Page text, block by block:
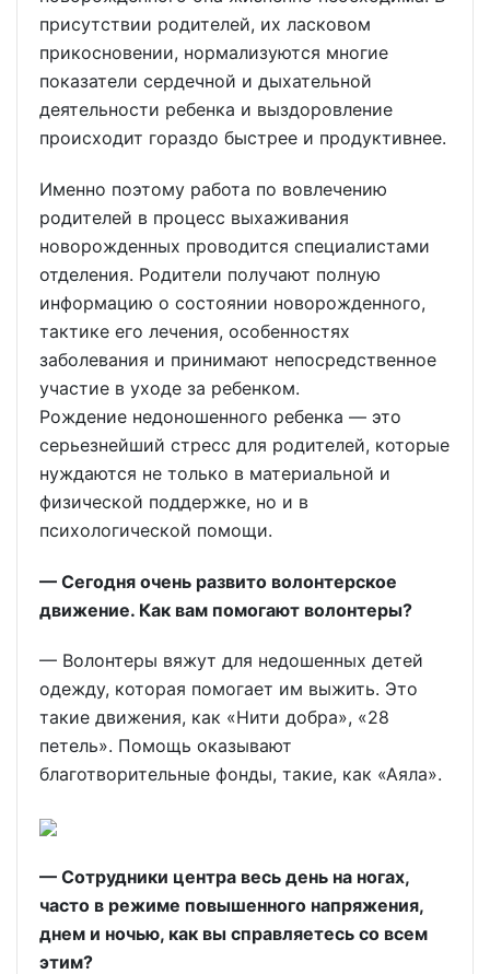
присутствии родителей, их ласковом
прикосновении, нормализуются многие
показатели сердечной и дыхательной
деятельности ребенка и выздоровление
происходит гораздо быстрее и продуктивнее.
Именно поэтому работа по вовлечению
родителей в процесс выхаживания
новорожденных проводится специалистами
отделения. Родители получают полную
информацию о состоянии новорожденного,
тактике его лечения, особенностях
заболевания и принимают непосредственное
участие в уходе за ребенком.
Рождение недоношенного ребенка — это
серьезнейший стресс для родителей, которые
нуждаются не только в материальной и
физической поддержке, но и в
психологической помощи.
— Сегодня очень развито волонтерское
движение. Как вам помогают волонтеры?
— Волонтеры вяжут для недошенных детей
одежду, которая помогает им выжить. Это
такие движения, как «Нити добра», «28
петель». Помощь оказывают
благотворительные фонды, такие, как «Аяла».
— Сотрудники центра весь день на ногах,
часто в режиме повышенного напряжения,
днем и ночью, как вы справляетесь со всем
этим?